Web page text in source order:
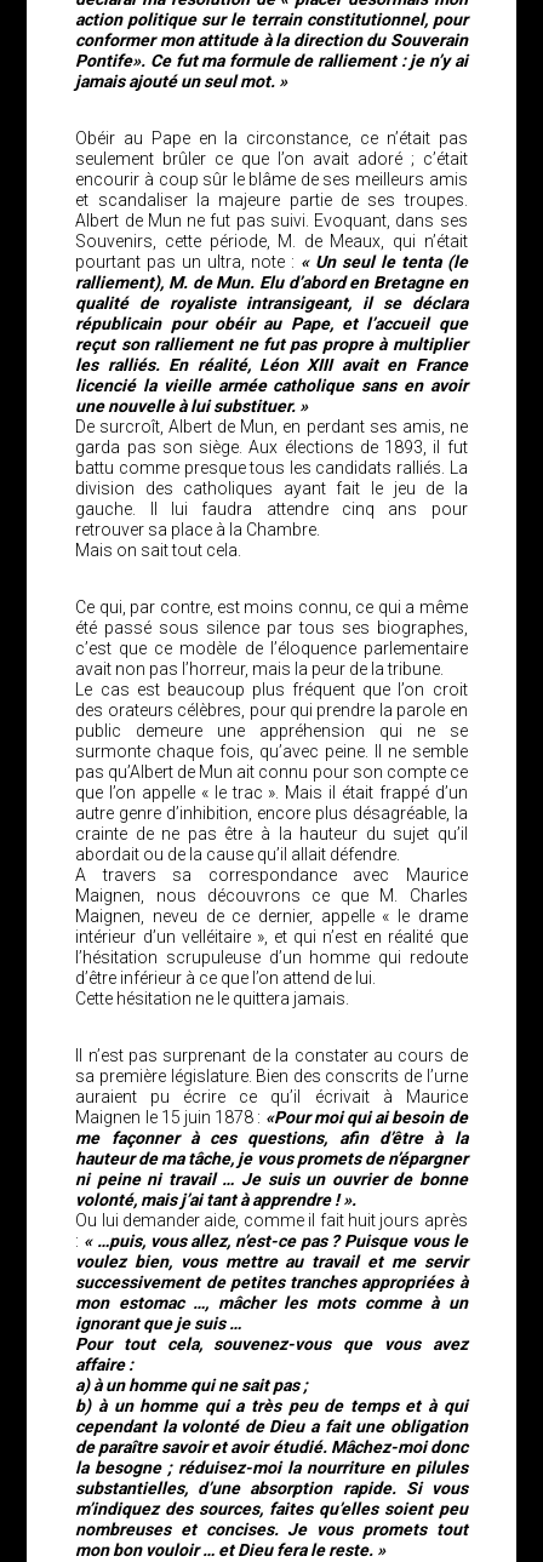
action politique sur le terrain constitutionnel, pour
conformer mon attitude à la direction du Souverain
Pontife». Ce fut ma formule de ralliement : je n’y ai
jamais ajouté un seul mot. »
Obéir au Pape en la circonstance, ce n’était pas
seulement brûler ce que l’on avait adoré ; c’était
encourir à coup sûr le blâme de ses meilleurs amis
et scandaliser la majeure partie de ses troupes.
Albert de Mun ne fut pas suivi. Evoquant, dans ses
Souvenirs, cette période, M. de Meaux, qui n’était
pourtant pas un ultra, note : « Un seul le tenta (le
ralliement), M. de Mun. Elu d’abord en Bretagne en
qualité de royaliste intransigeant, il se déclara
républicain pour obéir au Pape, et l’accueil que
reçut son ralliement ne fut pas propre à multiplier
les ralliés. En réalité, Léon XIII avait en France
licencié la vieille armée catholique sans en avoir
une nouvelle à lui substituer. »
De surcroît, Albert de Mun, en perdant ses amis, ne
garda pas son siège. Aux élections de 1893, il fut
battu comme presque tous les candidats ralliés. La
division des catholiques ayant fait le jeu de la
gauche. Il lui faudra attendre cinq ans pour
retrouver sa place à la Chambre.
Mais on sait tout cela.
Ce qui, par contre, est moins connu, ce qui a même
été passé sous silence par tous ses biographes,
c’est que ce modèle de l’éloquence parlementaire
avait non pas l’horreur, mais la peur de la tribune.
Le cas est beaucoup plus fréquent que l’on croit
des orateurs célèbres, pour qui prendre la parole en
public demeure une appréhension qui ne se
surmonte chaque fois, qu’avec peine. Il ne semble
pas qu’Albert de Mun ait connu pour son compte ce
que l’on appelle « le trac ». Mais il était frappé d’un
autre genre d’inhibition, encore plus désagréable, la
crainte de ne pas être à la hauteur du sujet qu’il
abordait ou de la cause qu’il allait défendre.
A travers sa correspondance avec Maurice
Maignen, nous découvrons ce que M. Charles
Maignen, neveu de ce dernier, appelle « le drame
intérieur d’un velléitaire », et qui n’est en réalité que
l’hésitation scrupuleuse d’un homme qui redoute
d’être inférieur à ce que l’on attend de lui.
Cette hésitation ne le quittera jamais.
Il n’est pas surprenant de la constater au cours de
sa première législature. Bien des conscrits de l’urne
auraient pu écrire ce qu’il écrivait à Maurice
Maignen le 15 juin 1878 : «Pour moi qui ai besoin de
me façonner à ces questions, afin d’être à la
hauteur de ma tâche, je vous promets de n’épargner
ni peine ni travail … Je suis un ouvrier de bonne
volonté, mais j’ai tant à apprendre ! ».
Ou lui demander aide, comme il fait huit jours après
: « …puis, vous allez, n’est-ce pas ? Puisque vous le
voulez bien, vous mettre au travail et me servir
successivement de petites tranches appropriées à
mon estomac …, mâcher les mots comme à un
ignorant que je suis …
Pour tout cela, souvenez-vous que vous avez
affaire :
a) à un homme qui ne sait pas ;
b) à un homme qui a très peu de temps et à qui
cependant la volonté de Dieu a fait une obligation
de paraître savoir et avoir étudié. Mâchez-moi donc
la besogne ; réduisez-moi la nourriture en pilules
substantielles, d’une absorption rapide. Si vous
m’indiquez des sources, faites qu’elles soient peu
nombreuses et concises. Je vous promets tout
mon bon vouloir … et Dieu fera le reste. »